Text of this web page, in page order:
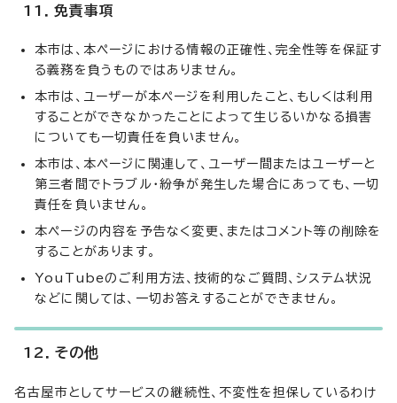
11．免責事項
本市は、本ページにおける情報の正確性、完全性等を保証す
る義務を負うものではありません。
本市は、ユーザーが本ページを利用したこと、もしくは利用
することができなかったことによって生じるいかなる損害
についても一切責任を負いません。
本市は、本ページに関連して、ユーザー間またはユーザーと
第三者間でトラブル・紛争が発生した場合にあっても、一切
責任を負いません。
本ページの内容を予告なく変更、またはコメント等の削除を
することがあります。
YouTubeのご利用方法、技術的なご質問、システム状況
などに関しては、一切お答えすることができません。
12．その他
名古屋市としてサービスの継続性、不変性を担保しているわけ